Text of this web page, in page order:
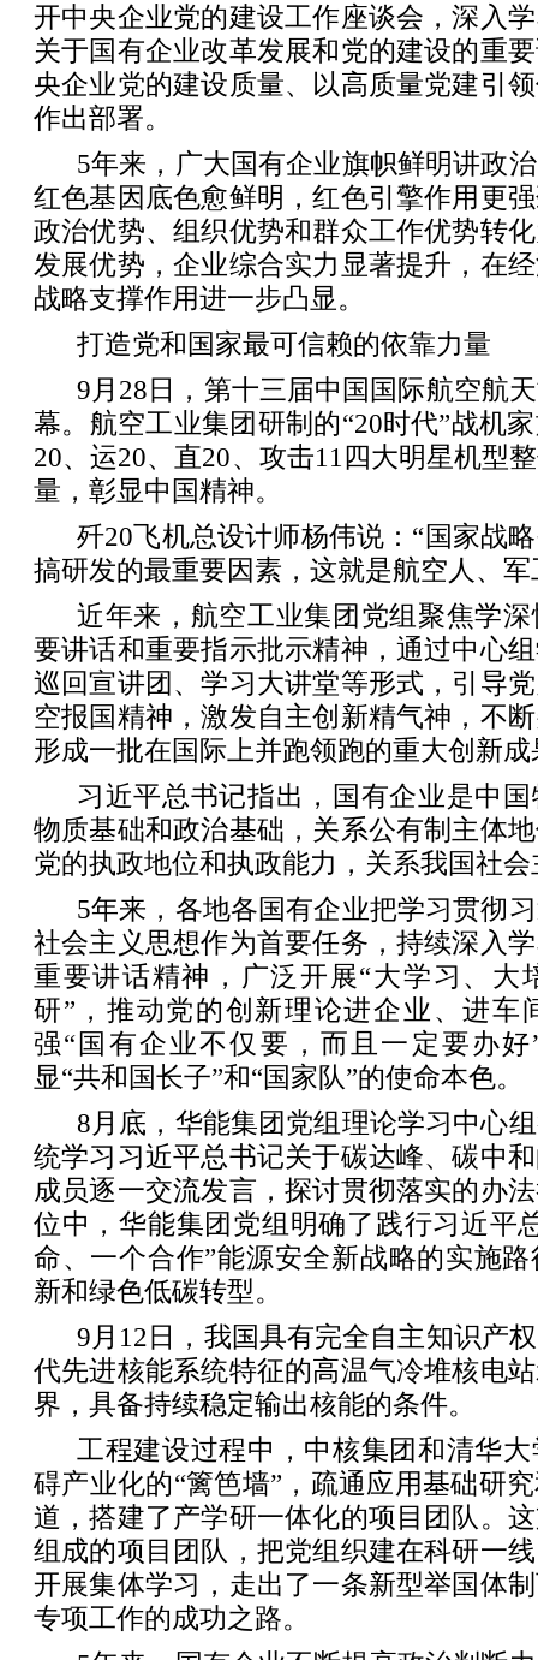
开中央企业党的建设工作座谈会，深入
关于国有企业改革发展和党的建设的重
央企业党的建设质量、以高质量党建引
作出部署。
5年来，广大国有企业旗帜鲜明讲政
红色基因底色愈鲜明，红色引擎作用更
政治优势、组织优势和群众工作优势转
发展优势，企业综合实力显著提升，在
战略支撑作用进一步凸显。
打造党和国家最可信赖的依靠力量
9月28日，第十三届中国国际航空航
幕。航空工业集团研制的“20时代”战机
20、运20、直20、攻击11四大明星机型
量，彰显中国精神。
歼20飞机总设计师杨伟说：“国家战
搞研发的最重要因素，这就是航空人、
近年来，航空工业集团党组聚焦学
要讲话和重要指示批示精神，通过中心
巡回宣讲团、学习大讲堂等形式，引导
空报国精神，激发自主创新精气神，不
形成一批在国际上并跑领跑的重大创新成
习近平总书记指出，国有企业是中
物质基础和政治基础，关系公有制主体
党的执政地位和执政能力，关系我国社
5年来，各地各国有企业把学习贯彻
社会主义思想作为首要任务，持续深入
重要讲话精神，广泛开展“大学习、大
研”，推动党的创新理论进企业、进车
强“国有企业不仅要，而且一定要办
显“共和国长子”和“国家队”的使命本色。
8月底，华能集团党组理论学习中心
统学习习近平总书记关于碳达峰、碳中
成员逐一交流发言，探讨贯彻落实的办
位中，华能集团党组明确了践行习近平
命、一个合作”能源安全新战略的实施
新和绿色低碳转型。
9月12日，我国具有完全自主知识产
代先进核能系统特征的高温气冷堆核电
界，具备持续稳定输出核能的条件。
工程建设过程中，中核集团和清华
碍产业化的“篱笆墙”，疏通应用基础研
道，搭建了产学研一体化的项目团队。
组成的项目团队，把党组织建在科研一
开展集体学习，走出了一条新型举国体
专项工作的成功之路。